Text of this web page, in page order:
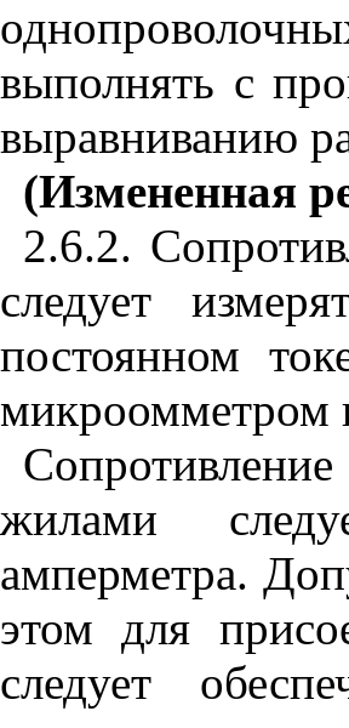
выполнять с
выравниванию
(Измененная
2.6.2.
следует
постоянном
микроомметром
жилами
амперметра.
этом для
следует